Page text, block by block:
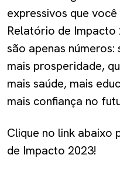
expressivos que
Relatório de Impacto
são apenas números:
mais prosperidade,
mais saúde, mais
mais confiança no
Clique no link abaixo
de Impacto 2023!